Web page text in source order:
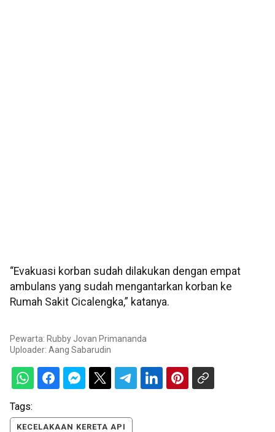
“Evakuasi korban sudah dilakukan dengan empat
ambulans yang sudah mengantarkan korban ke
Rumah Sakit Cicalengka,” katanya.
Pewarta: Rubby Jovan Primananda
Uploader: Aang Sabarudin
Tags:
KECELAKAAN KERETA API